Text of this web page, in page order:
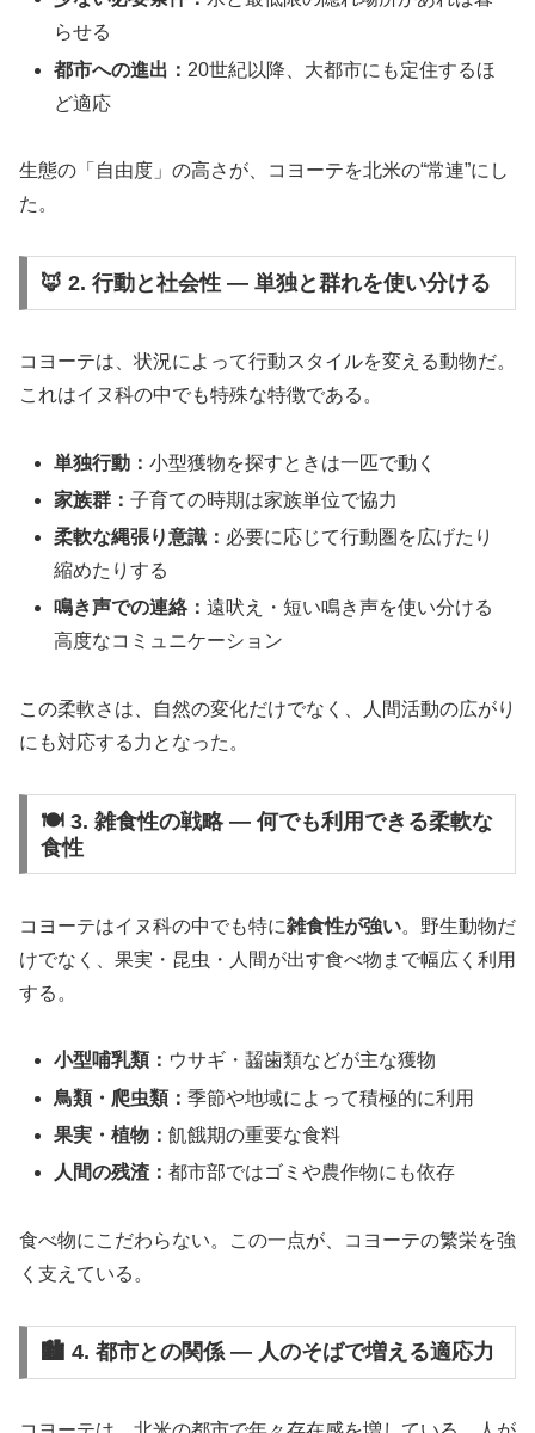
らせる
都市への進出： 20世紀以降、大都市にも定住するほ
ど適応
生態の「自由度」の高さが、コヨーテを北米の“常連”にし
た。
🦊 2. 行動と社会性 ― 単独と群れを使い分ける
コヨーテは、状況によって行動スタイルを変える動物だ。
これはイヌ科の中でも特殊な特徴である。
単独行動：小型獲物を探すときは一匹で動く
家族群：子育ての時期は家族単位で協力
柔軟な縄張り意識： 必要に応じて行動圏を広げたり
縮めたりする
鳴き声での連絡：遠吠え・短い鳴き声を使い分ける
高度なコミュニケーション
この柔軟さは、自然の変化だけでなく、人間活動の広がり
にも対応する力となった。
🍽 3. 雑食性の戦略 ― 何でも利用できる柔軟な
食性
コヨーテはイヌ科の中でも特に雑食性が強い。野生動物だ
けでなく、果実・昆虫・人間が出す食べ物まで幅広く利用
する。
小型哺乳類： ウサギ・齧歯類などが主な獲物
鳥類・爬虫類：季節や地域によって積極的に利用
果実・植物：飢餓期の重要な食料
人間の残渣：都市部ではゴミや農作物にも依存
食べ物にこだわらない。この一点が、コヨーテの繁栄を強
く支えている。
🏙 4. 都市との関係 ― 人のそばで増える適応力